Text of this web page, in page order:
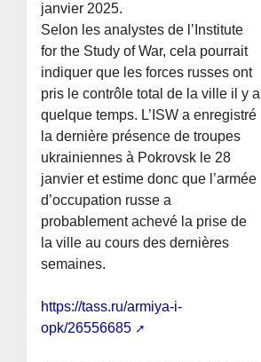
janvier 2025.
Selon les analystes de l’Institute
for the Study of War, cela pourrait
indiquer que les forces russes ont
pris le contrôle total de la ville il y a
quelque temps. L’ISW a enregistré
la dernière présence de troupes
ukrainiennes à Pokrovsk le 28
janvier et estime donc que l’armée
d’occupation russe a
probablement achevé la prise de
la ville au cours des dernières
semaines.
https://tass.ru/armiya-i-
opk/26556685